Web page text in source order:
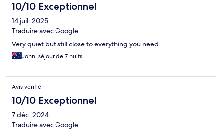
10/10 Exceptionnel
14 juil. 2025
Traduire avec Google
Very quiet but still close to everything you need.
John, séjour de 7 nuits
Avis vérifié
10/10 Exceptionnel
7 déc. 2024
Traduire avec Google